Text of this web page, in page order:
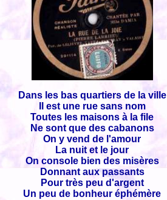
Dans les bas quartiers de la ville
Il est une rue sans nom
Toutes les maisons à la file
Ne sont que des cabanons
On y vend de l'amour
La nuit et le jour
On console bien des misères
Donnant aux passants
Pour très peu d'argent
Un peu de bonheur éphémère